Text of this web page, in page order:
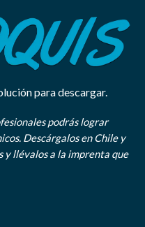
para descargar.
podrás lograr
Descárgalos en Chile y
y llévalos a la imprenta que